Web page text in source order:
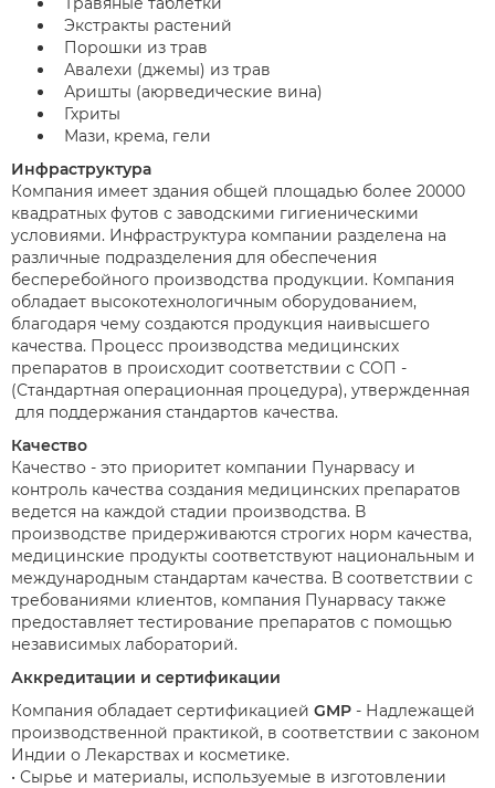
Экстракты растений
Порошки из трав
Авалехи (джемы) из трав
Аришты (аюрведические вина)
Гхриты
Мази, крема, гели
Инфраструктура
Компания имеет здания общей площадью более 20000
квадратных футов с заводскими гигиеническими
условиями. Инфраструктура компании разделена на
различные подразделения для обеспечения
бесперебойного производства продукции. Компания
обладает высокотехнологичным оборудованием,
благодаря чему создаются продукция наивысшего
качества. Процесс производства медицинских
препаратов в происходит соответствии с СОП -
(Стандартная операционная процедура), утвержденная
для поддержания стандартов качества.
Качество
Качество - это приоритет компании Пунарвасу и
контроль качества создания медицинских препаратов
ведется на каждой стадии производства. В
производстве придерживаются строгих норм качества,
медицинские продукты соответствуют национальным и
международным стандартам качества. В соответствии с
требованиями клиентов, компания Пунарвасу также
предоставляет тестирование препаратов с помощью
независимых лабораторий.
Аккредитации и сертификации
Компания обладает сертификацией GMP - Надлежащей
производственной практикой, в соответствии с законом
Индии о Лекарствах и косметике.
• Сырье и материалы, используемые в изготовлении